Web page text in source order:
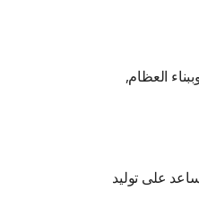
العظام,
على توليد